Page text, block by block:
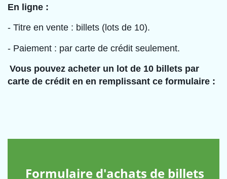
En ligne :
- Titre en vente : billets (lots de 10).
- Paiement : par carte de crédit seulement.
Vous pouvez acheter un lot de 10 billets par
carte de crédit en en remplissant ce formulaire :
Formulaire d'achats de billets